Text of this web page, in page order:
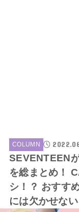
COLUMN
SEVENTEEN
を総まとめ！
シ！？ おすす
には欠かせな